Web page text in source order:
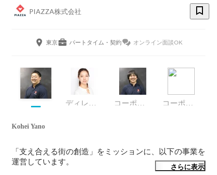
PIAZZA株式会社
東京 パートタイム・契約 オンライン面談OK
ディレクター コーポレート・スタッフ コーポレート部
Kohei Yano
「支え合える街の創造」をミッションに、以下の事業を
運営しています。
さらに表示